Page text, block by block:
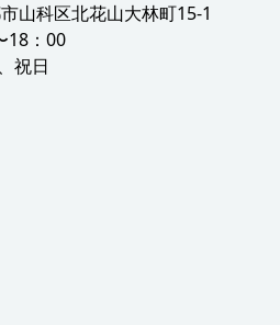
山科区北花山大林町15-1
18：00
祝日